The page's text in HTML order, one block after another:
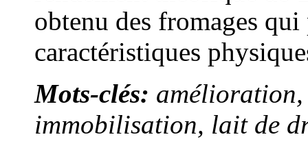
obtenu des fromages qui
caractéristiques
Mots-clés:
immobilisation, lait de